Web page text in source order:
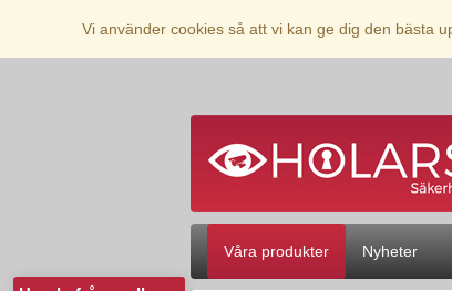
Vi använder cookies så att vi kan ge dig den bästa
Våra produkter Nyheter